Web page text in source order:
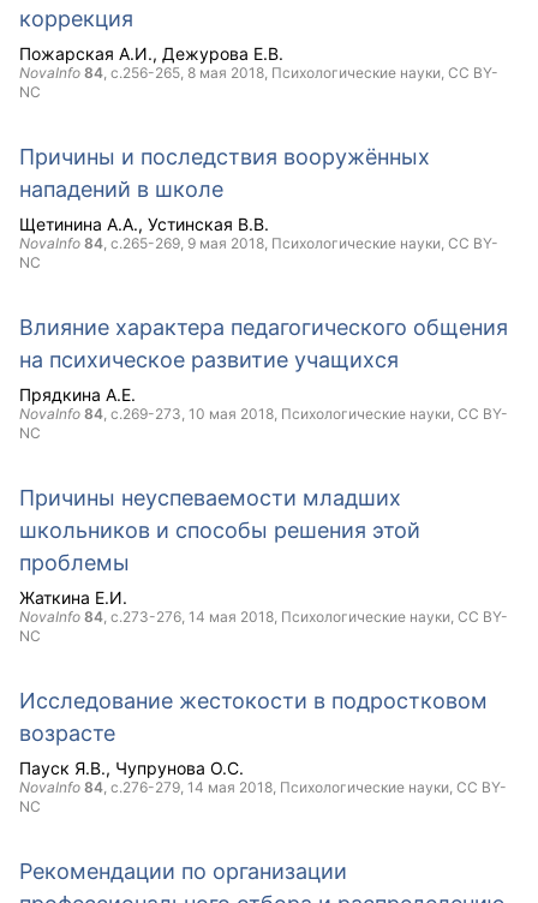
коррекция
Пожарская А.И. Дежурова Е.В.
NovaInfo 84, с.256-265, 8 мая 2018, Психологические науки, CC BY-
NC
Причины и последствия вооружённых
нападений в школе
Щетинина А.А. Устинская В.В.
NovaInfo 84, с.265-269, 9 мая 2018, Психологические науки, CC BY-
NC
Влияние характера педагогического общения
на психическое развитие учащихся
Прядкина А.Е.
NovaInfo 84, с.269-273, 10 мая 2018, Психологические науки, CC BY-
NC
Причины неуспеваемости младших
школьников и способы решения этой
проблемы
Жаткина Е.И.
NovaInfo 84, с.273-276, 14 мая 2018, Психологические науки, CC BY-
NC
Исследование жестокости в подростковом
возрасте
Пауск Я.В. Чупрунова О.С.
NovaInfo 84, с.276-279, 14 мая 2018, Психологические науки, CC BY-
NC
Рекомендации по организации